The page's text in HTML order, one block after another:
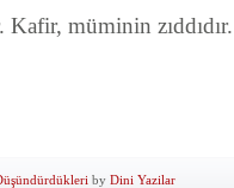
müminin
by Dini Yazilar